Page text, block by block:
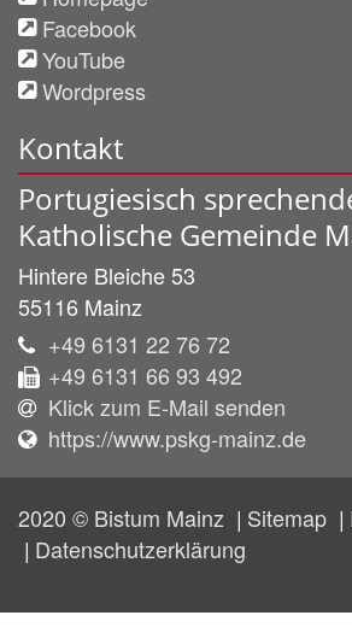
Facebook
YouTube
Wordpress
Kontakt
Portugiesisch
Katholische Gemeinde
Hintere Bleiche 53
55116 Mainz
+49 6131 22 76 72
+49 6131 66 93 492
Klick zum E-Mail senden
https://www.pskg-mainz.de
2020 © Bistum Mainz Sitemap
Datenschutzerklärung